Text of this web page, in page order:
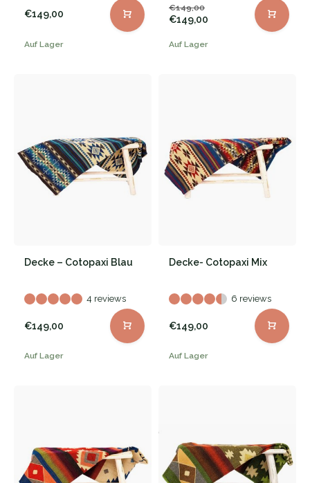
€149,00
Auf Lager
€149,00
€149,00
Auf Lager
Decke – Cotopaxi Blau
4 reviews
€149,00
Auf Lager
Decke- Cotopaxi Mix
6 reviews
€149,00
Auf Lager